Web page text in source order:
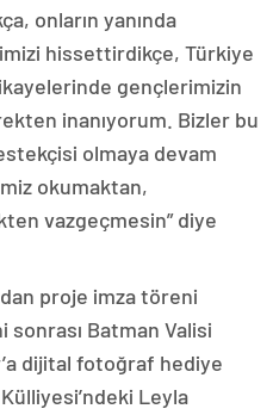
onların yanında
hissettirdikçe, Türkiye
gençlerimizin
inanıyorum. Bizler bu
olmaya devam
okumaktan,
vazgeçmesin” diye
proje imza töreni
Batman Valisi
dijital fotoğraf hediye
Leyla